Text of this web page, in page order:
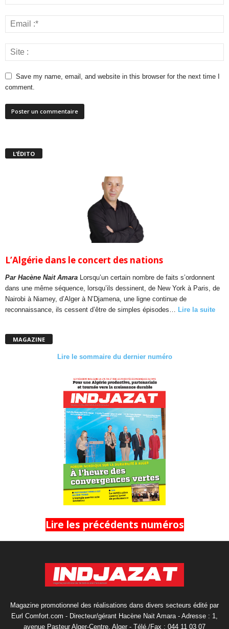
Save my name, email, and website in this browser for the next time I
comment.
L’ÉDITO
L’Algérie dans le concert des nations
Par Hacène Nait Amara Lorsqu’un certain nombre de faits s’ordonnent
dans une même séquence, lorsqu’ils dessinent, de New York à Paris, de
Nairobi à Niamey, d’Alger à N’Djamena, une ligne continue de
reconnaissance, ils cessent d’être de simples épisodes… Lire la suite
MAGAZINE
Lire le sommaire du dernier numéro
Lire les précédents numéros
Magazine promotionnel des réalisations dans divers secteurs édité par
Eurl Comfort.com - Directeur/gérant Hacène Nait Amara - Adresse : 1,
avenue Pasteur Alger-Centre, Alger - Télé./Fax : 044 11 03 07